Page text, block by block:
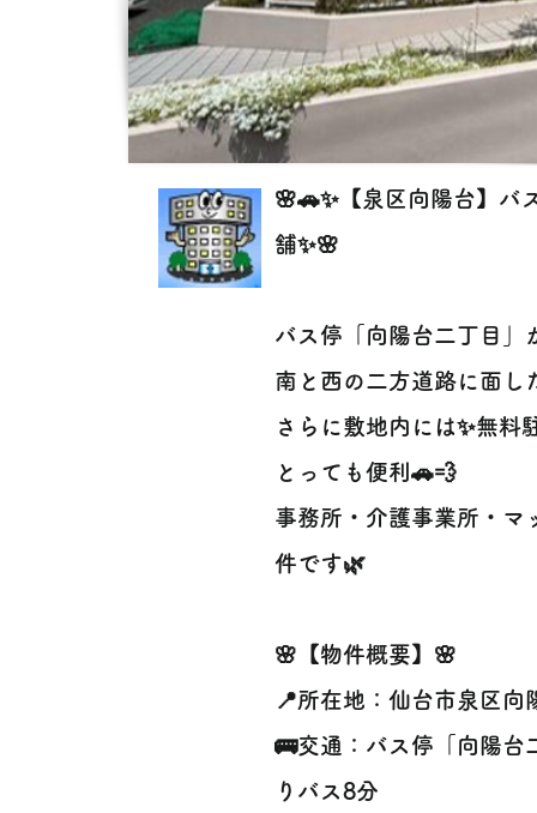
🌸🚗✨【泉区向陽台】バ
舗✨🌸
バス停「向陽台二丁目」
南と西の二方道路に面し
さらに敷地内には✨無料
とっても便利🚗💨
事務所・介護事業所・マ
件です🌿
🌸【物件概要】🌸
📍所在地：仙台市泉区
🚌交通：バス停「向陽台
りバス8分